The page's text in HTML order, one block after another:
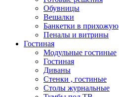
Обувницы
Вешалки
Банкетки в прихожую
Пеналы и витрины
Гостиная
Модульные гостиные
Гостиная
Диваны
Стенки , гостиные
Столы журнальные